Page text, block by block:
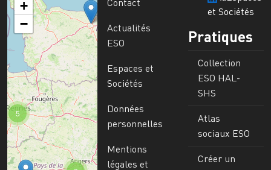
5
+
−
Contact
Actualités
ESO
Espaces et
Sociétés
Données
personnelles
Mentions
légales et
et Sociétés
Pratiques
Collection
ESO HAL-
SHS
Atlas
sociaux ESO
Créer un